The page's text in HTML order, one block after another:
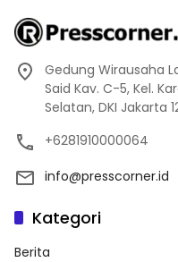
Gedung Wirausaha
Said Kav. C-5, Kel.
Selatan, DKI Jakarta
+6281910000064
info@presscorner.id
Kategori
Berita